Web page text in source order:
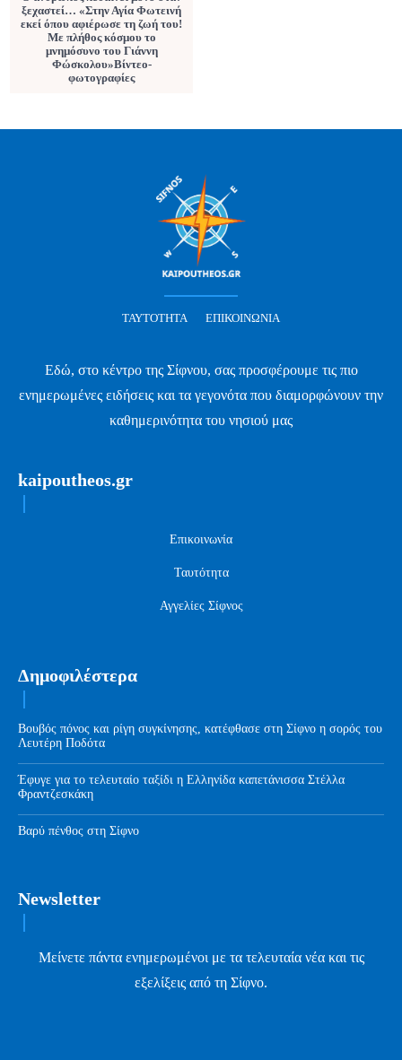
ξεχαστεί… «Στην Αγία Φωτεινή
εκεί όπου αφιέρωσε τη ζωή του!
Με πλήθος κόσμου το
μνημόσυνο του Γιάννη
Φώσκολου»Βίντεο-
φωτογραφίες
ΤΑΥΤΌΤΗΤΑ ΕΠΙΚΟΙΝΩΝΊΑ
Εδώ, στο κέντρο της Σίφνου, σας προσφέρουμε τις πιο
ενημερωμένες ειδήσεις και τα γεγονότα που διαμορφώνουν την
καθημερινότητα του νησιού μας
kaipoutheos.gr
Επικοινωνία
Ταυτότητα
Αγγελίες Σίφνος
Δημοφιλέστερα
Βουβός πόνος και ρίγη συγκίνησης, κατέφθασε στη Σίφνο η σορός του
Λευτέρη Ποδότα
Έφυγε για το τελευταίο ταξίδι η Ελληνίδα καπετάνισσα Στέλλα
Φραντζεσκάκη
Βαρύ πένθος στη Σίφνο
Newsletter
Μείνετε πάντα ενημερωμένοι με τα τελευταία νέα και τις
εξελίξεις από τη Σίφνο.